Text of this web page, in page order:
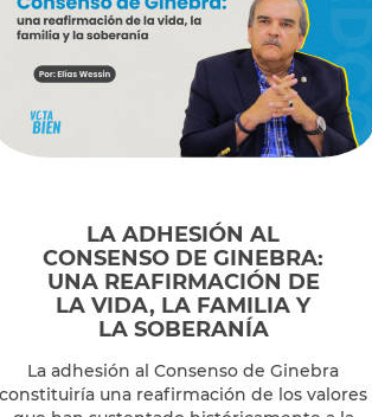
LA ADHESIÓN AL
CONSENSO DE GINEBRA:
UNA REAFIRMACIÓN DE
LA VIDA, LA FAMILIA Y
LA SOBERANÍA
La adhesión al Consenso de Ginebra
constituiría una reafirmación de los valores